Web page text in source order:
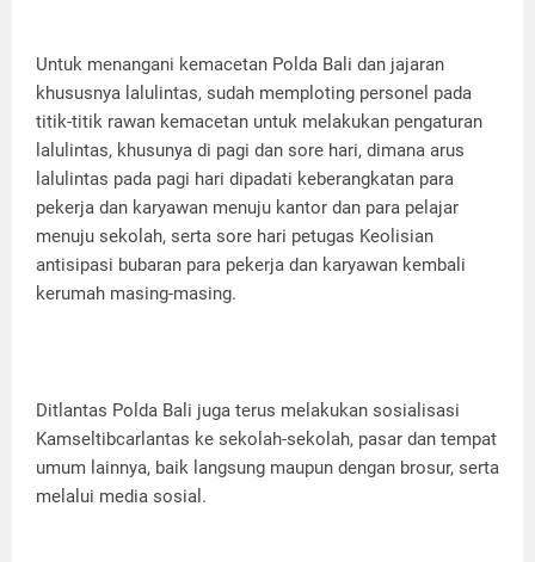
Untuk menangani kemacetan Polda Bali dan jajaran
khususnya lalulintas, sudah memploting personel pada
titik-titik rawan kemacetan untuk melakukan pengaturan
lalulintas, khusunya di pagi dan sore hari, dimana arus
lalulintas pada pagi hari dipadati keberangkatan para
pekerja dan karyawan menuju kantor dan para pelajar
menuju sekolah, serta sore hari petugas Keolisian
antisipasi bubaran para pekerja dan karyawan kembali
kerumah masing-masing.
Ditlantas Polda Bali juga terus melakukan sosialisasi
Kamseltibcarlantas ke sekolah-sekolah, pasar dan tempat
umum lainnya, baik langsung maupun dengan brosur, serta
melalui media sosial.